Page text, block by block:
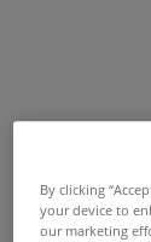
By clicking
your device to
our marketing